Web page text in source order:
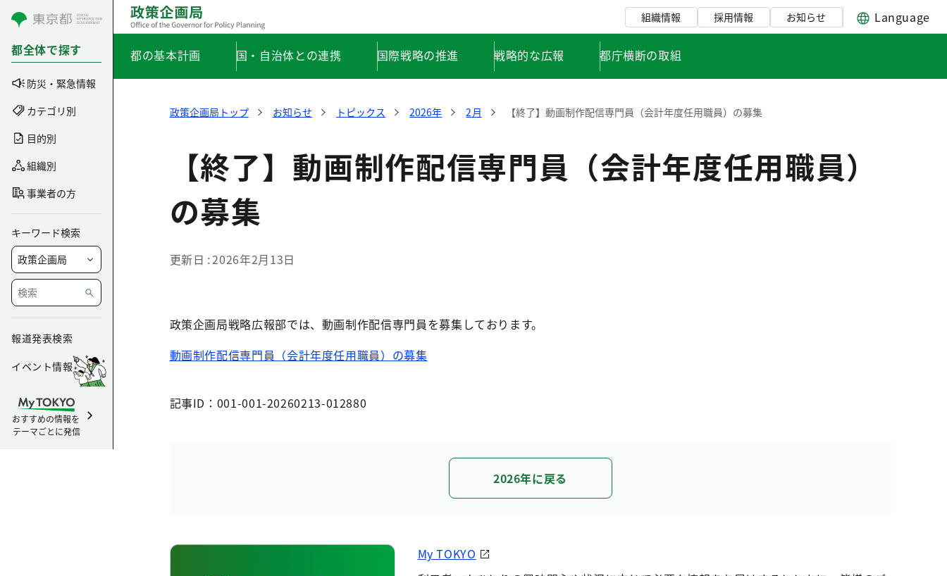
コンテンツにスキップ
都全体で探す
防災・緊急情報
カテゴリ別
目的別
組織別
事業者の方
キーワード検索
報道発表検索
イベント情報
おすすめの情報を
テーマごとに発信
組織情報 採用情報 お知らせ Language
都の基本計画 国・自治体との連携 国際戦略の推進 戦略的な広報 都庁横断の取組
政策企画局トップ お知らせ トピックス 2026年 2月 【終了】動画制作配信専門員（会計年度任用職員）の募集
【終了】動画制作配信専門員（会計年度任用職員）
の募集
更新日 2026年2月13日
政策企画局戦略広報部では、動画制作配信専門員を募集しております。
動画制作配信専門員（会計年度任用職員）の募集
記事ID：001-001-20260213-012880
2026年に戻る
My TOKYO